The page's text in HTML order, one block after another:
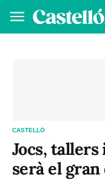
CASTELLÓ
Jocs, tallers
serà el